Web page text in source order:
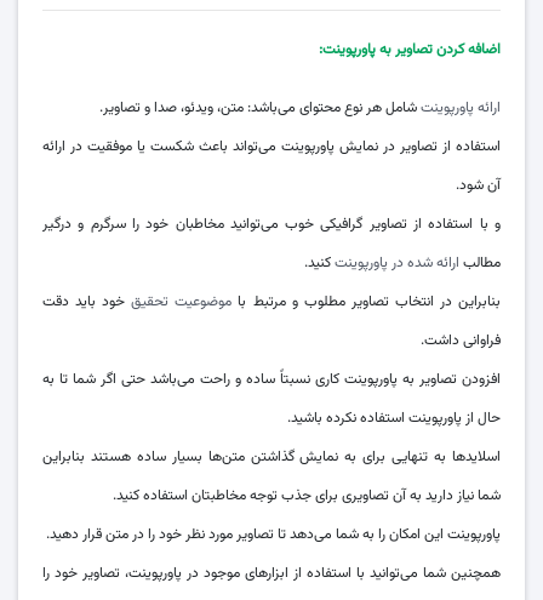
اضافه کردن تصاویر به پاورپوینت:
ارائه پاورپوینتشامل هر نوع محتوای می‌باشد: متن، ویدئو، صدا و تصاویر.
استفاده از تصاویر در نمایش پاورپوینت می‌تواند باعث شکست یا موفقیت در ارائه
آن ‌شود.
و با استفاده از تصاویر گرافیکی خوب می‌توانید مخاطبان خود را سرگرم و درگیر
مطالب ارائه شده در پاورپوینتکنید.
بنابراین در انتخاب تصاویر مطلوب و مرتبط با موضوعیت تحقیقخود باید دقت
فراوانی داشت.
افزودن تصاویر به پاورپوینت کاری نسبتاً ساده و راحت می‌باشد حتی اگر شما تا به
حال از پاورپوینت استفاده نکرده باشید.
اسلایدها به تنهایی برای به نمایش گذاشتن متن‌ها بسیار ساده هستند بنابراین
شما نیاز دارید به آن تصاویری برای جذب توجه مخاطبتان استفاده کنید.
پاورپوینت این امکان را به شما می‌دهد تا تصاویر مورد نظر خود را در متن قرار دهید.
همچنین شما می‌توانید با استفاده از ابزارهای موجود در پاورپوینت، تصاویر خود را